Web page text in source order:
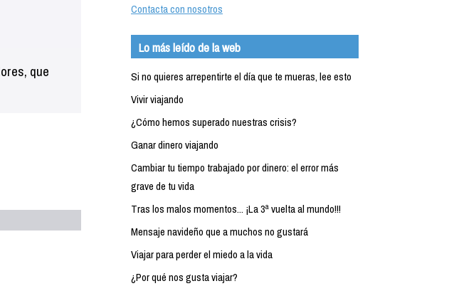
que
Contacta con nosotros
Lo más leído de la web
Si no quieres arrepentirte el día que te mueras, lee esto
Vivir viajando
¿Cómo hemos superado nuestras crisis?
Ganar dinero viajando
Cambiar tu tiempo trabajado por dinero: el error más
grave de tu vida
Tras los malos momentos... ¡La 3ª vuelta al mundo!!!
Mensaje navideño que a muchos no gustará
Viajar para perder el miedo a la vida
¿Por qué nos gusta viajar?